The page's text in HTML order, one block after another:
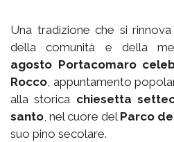
Una tradizione che si
della comunità e della
agosto Portacomaro
Rocco, appuntamento
alla storica chiesetta
santo, nel cuore del Parco
suo pino secolare.